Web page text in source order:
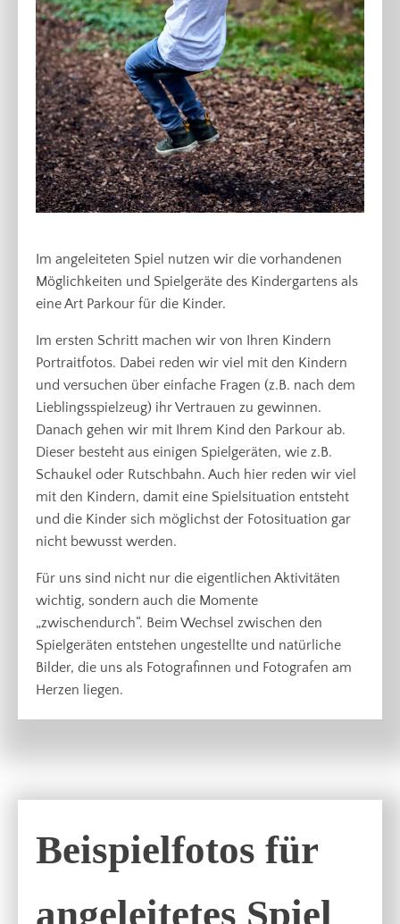
Im angeleiteten Spiel nutzen wir die vorhandenen
Möglichkeiten und Spielgeräte des Kindergartens als
eine Art Parkour für die Kinder.
Im ersten Schritt machen wir von Ihren Kindern
Portraitfotos. Dabei reden wir viel mit den Kindern
und versuchen über einfache Fragen (z.B. nach dem
Lieblingsspielzeug) ihr Vertrauen zu gewinnen.
Danach gehen wir mit Ihrem Kind den Parkour ab.
Dieser besteht aus einigen Spielgeräten, wie z.B.
Schaukel oder Rutschbahn. Auch hier reden wir viel
mit den Kindern, damit eine Spielsituation entsteht
und die Kinder sich möglichst der Fotosituation gar
nicht bewusst werden.
Für uns sind nicht nur die eigentlichen Aktivitäten
wichtig, sondern auch die Momente
„zwischendurch“. Beim Wechsel zwischen den
Spielgeräten entstehen ungestellte und natürliche
Bilder, die uns als Fotografinnen und Fotografen am
Herzen liegen.
Beispielfotos für
angeleitetes Spiel